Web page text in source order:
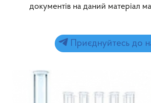
документів на даний матеріал
Приєднуйтесь до